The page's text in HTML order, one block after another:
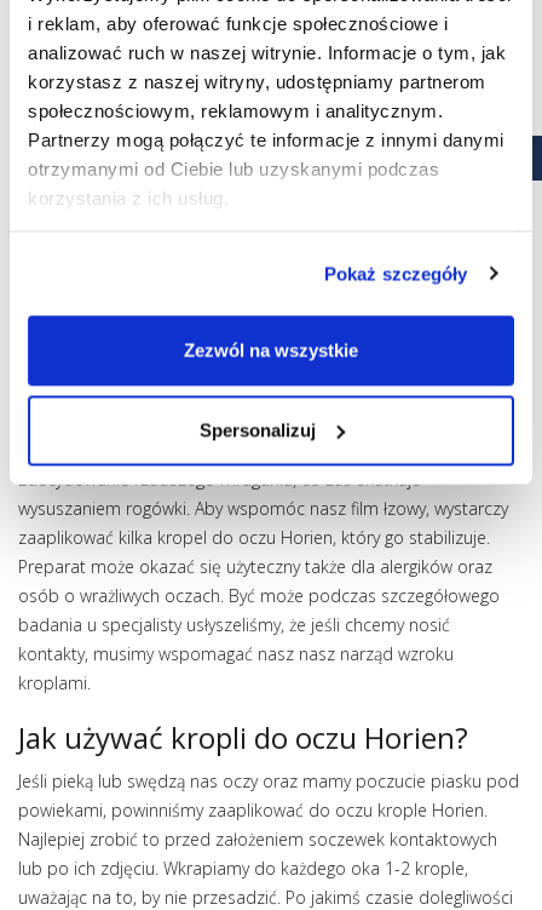
i reklam, aby oferować funkcje społecznościowe i
analizować ruch w naszej witrynie. Informacje o tym, jak
korzystasz z naszej witryny, udostępniamy partnerom
społecznościowym, reklamowym i analitycznym.
Partnerzy mogą połączyć te informacje z innymi danymi
otrzymanymi od Ciebie lub uzyskanymi podczas
korzystania z ich usług.
Pokaż szczegóły
Zezwól na wszystkie
Spersonalizuj
pomieszczenia, nadmierna ekspozycja na promienie UV, czy
kontakt z dymem papierosowym. Te wszystkie czynniki mogą
powodować zaburzenia filmu łzowego, co prowadzi do
wysuszania rogówki. Kiedy na naszych oczach dodatkowo
znajdują się soczewki, jeszcze bardziej ograniczamy dopływ tlenu
do rogówki. To prowadzi do odczuwanego dyskomfortu, a
używając kropli do oczu Horien, zapewniamy odczucie
Dla kogo krople Horien?
pomocą dla osób mających styczność z trudnymi warunkami
otoczenia, są remedium na ekrany. W obecnych czasach
niemalże każdy bezustannie z nich korzysta – smartfony na
zdecydowanie rzadszego mrugania, co zaś skutkuje
wysuszaniem rogówki. Aby wspomóc nasz film łzowy, wystarczy
zaaplikować kilka kropel do oczu Horien, który go stabilizuje.
Preparat może okazać się użyteczny także dla alergików oraz
osób o wrażliwych oczach. Być może podczas szczegółowego
badania u specjalisty usłyszeliśmy, że jeśli chcemy nosić
kontakty, musimy wspomagać nasz nasz narząd wzroku
kroplami.
Jak używać kropli do oczu Horien?
Jeśli pieką lub swędzą nas oczy oraz mamy poczucie piasku pod
powiekami, powinniśmy zaaplikować do oczu krople Horien.
Najlepiej zrobić to przed założeniem soczewek kontaktowych
lub po ich zdjęciu. Wkrapiamy do każdego oka 1-2 krople,
uważając na to, by nie przesadzić. Po jakimś czasie dolegliwości